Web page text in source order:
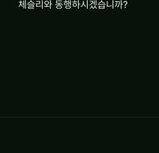
체슬리와 동행하시겠습니까?